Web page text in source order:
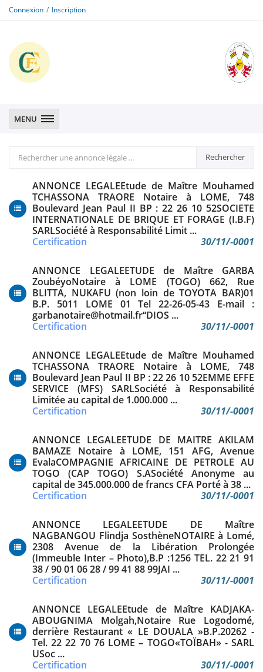
Connexion Inscription
MENU
Rechercher
Rechercher
ANNONCE LEGALEEtude de Maître Mouhamed
TCHASSONA TRAORE Notaire à LOME, 748
Boulevard Jean Paul II BP : 22 26 10 52SOCIETE
INTERNATIONALE DE BRIQUE ET FORAGE (I.B.F)
SARLSociété à Responsabilité Limit ...
Certification
30/11/-0001
ANNONCE LEGALEETUDE de Maître GARBA
ZoubéyoNotaire à LOME (TOGO) 662, Rue
BLITTA, NUKAFU (non loin de TOYOTA BAR)01
B.P. 5011 LOME 01 Tel 22-26-05-43 E-mail :
garbanotaire@hotmail.fr‘‘DIOS ...
Certification
30/11/-0001
ANNONCE LEGALEEtude de Maître Mouhamed
TCHASSONA TRAORE Notaire à LOME, 748
Boulevard Jean Paul II BP : 22 26 10 52EMME EFFE
SERVICE (MFS) SARLSociété à Responsabilité
Limitée au capital de 1.000.000 ...
Certification
30/11/-0001
ANNONCE LEGALEETUDE DE MAITRE AKILAM
BAMAZE Notaire à LOME, 151 AFG, Avenue
EvalaCOMPAGNIE AFRICAINE DE PETROLE AU
TOGO (CAP TOGO) S.ASociété Anonyme au
capital de 345.000.000 de francs CFA Porté à 38 ...
Certification
30/11/-0001
ANNONCE LEGALEETUDE DE Maître
NAGBANGOU Flindja SosthèneNOTAIRE à Lomé,
2308 Avenue de la Libération Prolongée
(Immeuble Inter – Photo),B.P :1256 TEL. 22 21 91
38 / 90 01 06 28 / 99 41 88 99JAI ...
Certification
30/11/-0001
ANNONCE LEGALEEtude de Maître KADJAKA-
ABOUGNIMA Molgah,Notaire Rue Logodomé,
derrière Restaurant « LE DOUALA »B.P.20262 -
Tel. 22 22 70 76 LOME – TOGO«TOÏBAH» - SARL
USoc ...
Certification
30/11/-0001